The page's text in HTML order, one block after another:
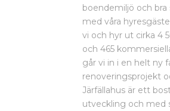
boendemiljö och bra
med våra
vi och hyr ut cirka 4
och 465
går vi in i en helt ny
renoveringsprojekt
Järfällahus är ett
utveckling och med